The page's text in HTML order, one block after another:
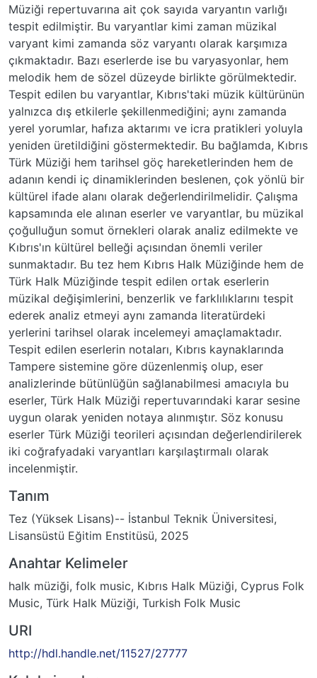
Müziği repertuvarına ait çok sayıda varyantın varlığı
tespit edilmiştir. Bu varyantlar kimi zaman müzikal
varyant kimi zamanda söz varyantı olarak karşımıza
çıkmaktadır. Bazı eserlerde ise bu varyasyonlar, hem
melodik hem de sözel düzeyde birlikte görülmektedir.
Tespit edilen bu varyantlar, Kıbrıs'taki müzik kültürünün
yalnızca dış etkilerle şekillenmediğini; aynı zamanda
yerel yorumlar, hafıza aktarımı ve icra pratikleri yoluyla
yeniden üretildiğini göstermektedir. Bu bağlamda, Kıbrıs
Türk Müziği hem tarihsel göç hareketlerinden hem de
adanın kendi iç dinamiklerinden beslenen, çok yönlü bir
kültürel ifade alanı olarak değerlendirilmelidir. Çalışma
kapsamında ele alınan eserler ve varyantlar, bu müzikal
çoğulluğun somut örnekleri olarak analiz edilmekte ve
Kıbrıs'ın kültürel belleği açısından önemli veriler
sunmaktadır. Bu tez hem Kıbrıs Halk Müziğinde hem de
Türk Halk Müziğinde tespit edilen ortak eserlerin
müzikal değişimlerini, benzerlik ve farklılıklarını tespit
ederek analiz etmeyi aynı zamanda literatürdeki
yerlerini tarihsel olarak incelemeyi amaçlamaktadır.
Tespit edilen eserlerin notaları, Kıbrıs kaynaklarında
Tampere sistemine göre düzenlenmiş olup, eser
analizlerinde bütünlüğün sağlanabilmesi amacıyla bu
eserler, Türk Halk Müziği repertuvarındaki karar sesine
uygun olarak yeniden notaya alınmıştır. Söz konusu
eserler Türk Müziği teorileri açısından değerlendirilerek
iki coğrafyadaki varyantları karşılaştırmalı olarak
incelenmiştir.
Tanım
Tez (Yüksek Lisans)-- İstanbul Teknik Üniversitesi,
Lisansüstü Eğitim Enstitüsü, 2025
Anahtar Kelimeler
halk müziği, folk music, Kıbrıs Halk Müziği, Cyprus Folk
Music, Türk Halk Müziği, Turkish Folk Music
URI
http://hdl.handle.net/11527/27777